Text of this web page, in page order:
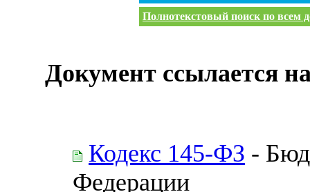
Полнотекстовый поиск по всем
Документ ссылается
Кодекс 145-ФЗ -
Федерации